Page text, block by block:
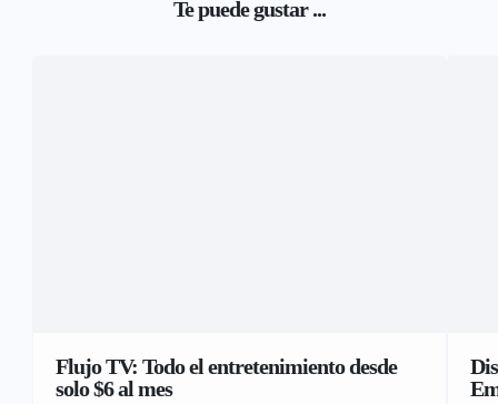
Te puede gustar ...
Flujo TV: Todo el entretenimiento desde
solo $6 al mes